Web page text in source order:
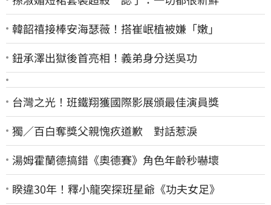
韓韶禧接棒安海瑟薇！搭崔岷植被嫌「嫩」
鈕承澤出獄後首亮相！義弟身分送吳功
台灣之光！班鐵翔獲國際影展頒最佳演員獎
獨／百白奪獎父親愧疚道歉 對話惹淚
湯姆霍蘭德搞錯《奧德賽》角色年齡秒嚇壞
睽違30年！釋小龍突探班星爺《功夫女足》